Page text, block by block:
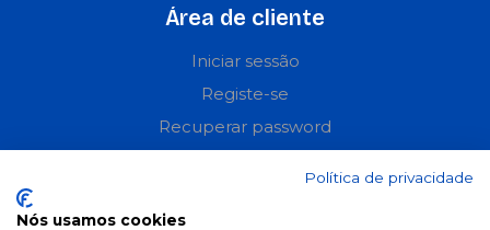
Área de cliente
Iniciar sessão
Registe-se
Recuperar password
Informações
Política de privacidade
Nós usamos cookies